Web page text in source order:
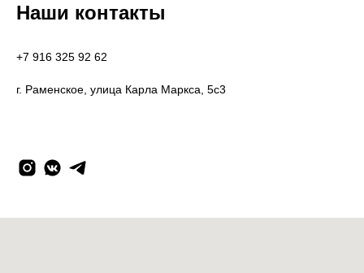
Наши контакты
+7 916 325 92 62
г. Раменское, улица Карла Маркса, 5с3